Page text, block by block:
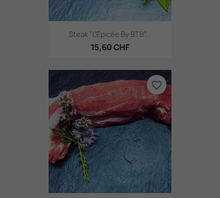
Steak "L'Epicée By BTB"...
15,60 CHF
favorite_border